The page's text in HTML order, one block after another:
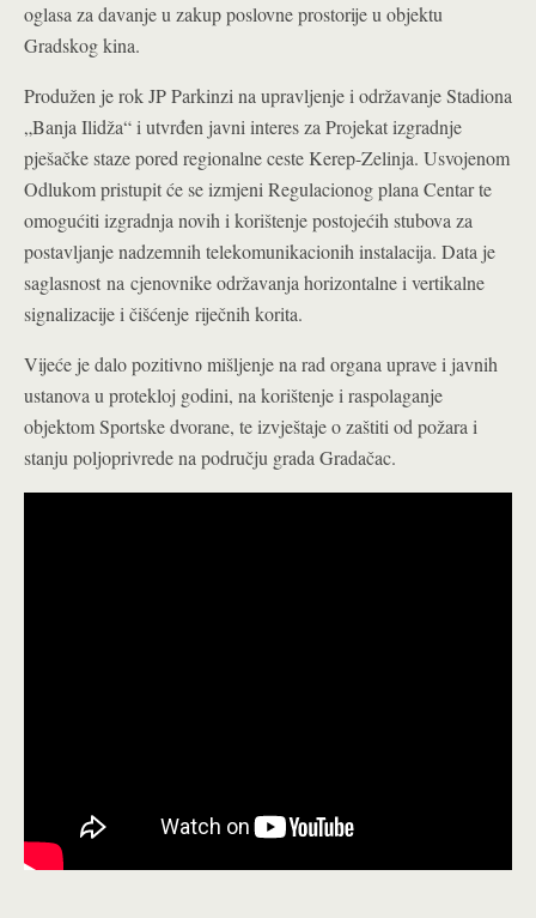
oglasa za davanje u zakup poslovne prostorije u objektu
Gradskog kina.
Produžen je rok JP Parkinzi na upravljenje i održavanje Stadiona
„Banja Ilidža“ i utvrđen javni interes za Projekat izgradnje
pješačke staze pored regionalne ceste Kerep-Zelinja. Usvojenom
Odlukom pristupit će se izmjeni Regulacionog plana Centar te
omogućiti izgradnja novih i korištenje postojećih stubova za
postavljanje nadzemnih telekomunikacionih instalacija. Data je
saglasnost na cjenovnike održavanja horizontalne i vertikalne
signalizacije i čišćenje riječnih korita.
Vijeće je dalo pozitivno mišljenje na rad organa uprave i javnih
ustanova u protekloj godini, na korištenje i raspolaganje
objektom Sportske dvorane, te izvještaje o zaštiti od požara i
stanju poljoprivrede na području grada Gradačac.